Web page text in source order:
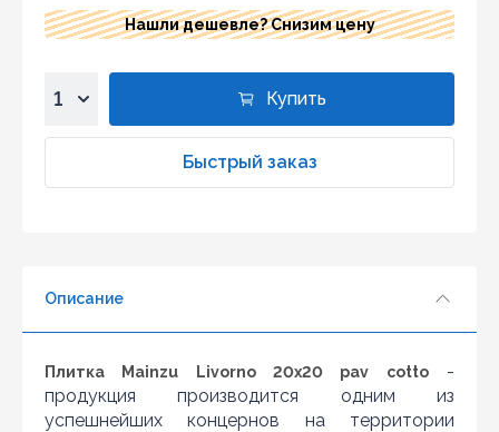
Нашли дешевле? Снизим цену
3
7
8
9
10
Купить
Быстрый заказ
Описание
Плитка Mainzu Livorno 20x20 pav cotto-
продукция производится одним из
успешнейших концернов на территории
Нашли дешевле?